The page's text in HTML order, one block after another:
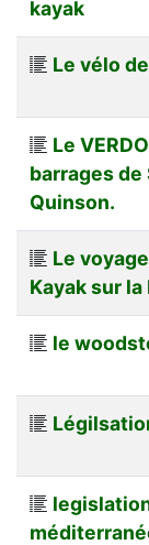
kayak
Le vélo
Le
barrages
Quinson.
Le
Kayak sur la
le